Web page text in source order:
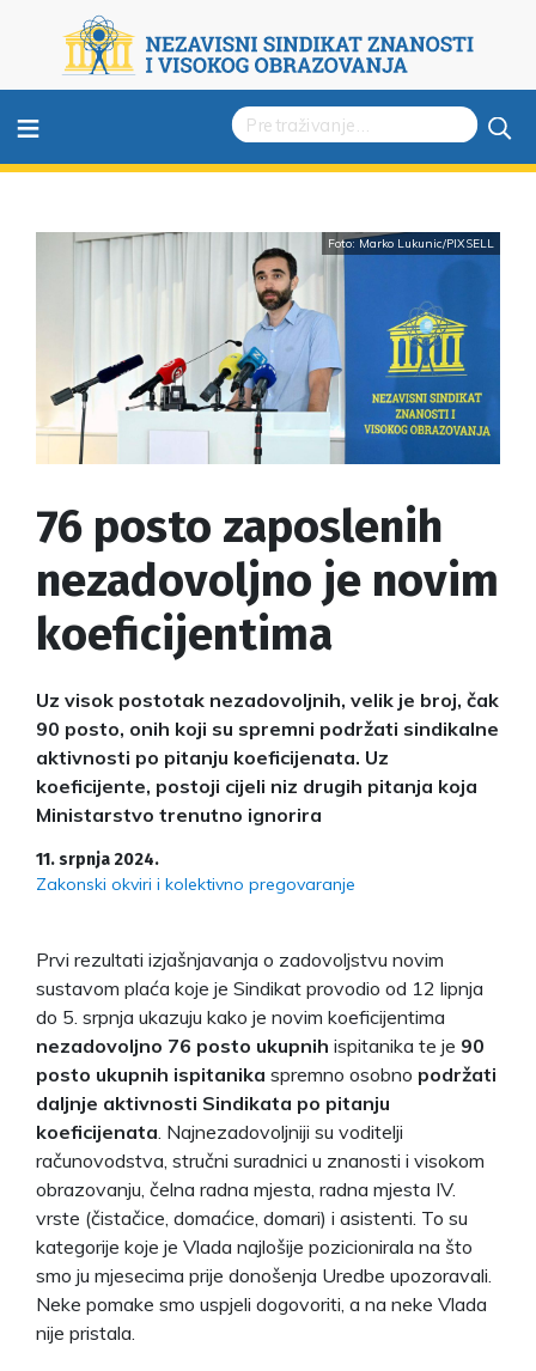
≡
Foto: Marko Lukunic/PIXSELL
76 posto zaposlenih
nezadovoljno je novim
koeficijentima
Uz visok postotak nezadovoljnih, velik je broj, čak
90 posto, onih koji su spremni podržati sindikalne
aktivnosti po pitanju koeficijenata. Uz
koeficijente, postoji cijeli niz drugih pitanja koja
Ministarstvo trenutno ignorira
11. srpnja 2024.
Zakonski okviri i kolektivno pregovaranje
Prvi rezultati izjašnjavanja o zadovoljstvu novim
sustavom plaća koje je Sindikat provodio od 12 lipnja
do 5. srpnja ukazuju kako je novim koeficijentima
nezadovoljno 76 posto ukupnih ispitanika te je 90
posto ukupnih ispitanika spremno osobno podržati
daljnje aktivnosti Sindikata po pitanju
koeficijenata . Najnezadovoljniji su voditelji
računovodstva, stručni suradnici u znanosti i visokom
obrazovanju, čelna radna mjesta, radna mjesta IV.
vrste (čistačice, domaćice, domari) i asistenti. To su
kategorije koje je Vlada najlošije pozicionirala na što
smo ju mjesecima prije donošenja Uredbe upozoravali.
Neke pomake smo uspjeli dogovoriti, a na neke Vlada
nije pristala.